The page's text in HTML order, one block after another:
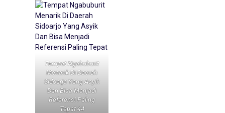
Tempat Ngabuburit
Menarik Di Daerah
Sidoarjo Yang Asyik
Dan Bisa Menjadi
Referensi Paling
Tepat 44